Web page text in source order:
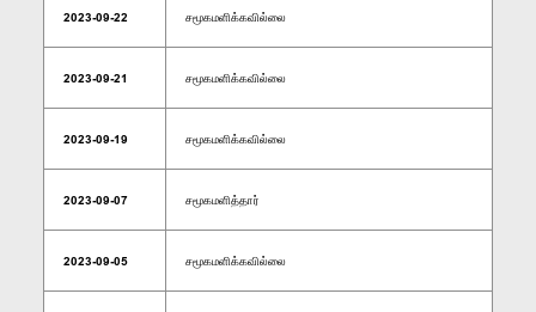
2023-09-22 சமூகமளிக்கவில்லை
2023-09-21 சமூகமளிக்கவில்லை
2023-09-19 சமூகமளிக்கவில்லை
2023-09-07 சமூகமளித்தார்
2023-09-05 சமூகமளிக்கவில்லை